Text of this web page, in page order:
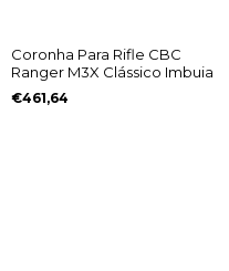
Coronha Para Rifle CBC
Ranger M3X Clássico Imbuia
€461,64